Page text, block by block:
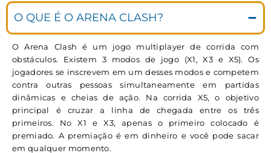
O QUE É O ARENA CLASH?
O Arena Clash é um jogo multiplayer de corrida com
obstáculos. Existem 3 modos de jogo (X1, X3 e X5). Os
jogadores se inscrevem em um desses modos e competem
contra outras pessoas simultaneamente em partidas
dinâmicas e cheias de ação. Na corrida X5, o objetivo
principal é cruzar a linha de chegada entre os três
primeiros. No X1 e X3, apenas o primeiro colocado é
premiado. A premiação é em dinheiro e você pode sacar
em qualquer momento.